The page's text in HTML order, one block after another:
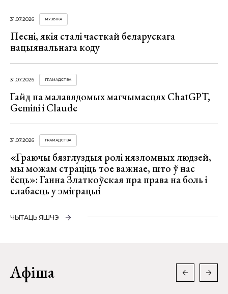
31.07.2026 МУЗЫКА
Песні, якія сталі часткай беларускага
нацыянальнага коду
31.07.2026 ГРАМАДСТВА
Гайд па малавядомых магчымасцях ChatGPT,
Gemini і Claude
31.07.2026 ГРАМАДСТВА
«Граючы бязглуздыя ролі нязломных людзей,
мы можам страціць тое важнае, што ў нас
ёсць»: Ганна Златкоўская пра права на боль і
слабасць у эміграцыі
ЧЫТАЦЬ ЯШЧЭ
Афіша